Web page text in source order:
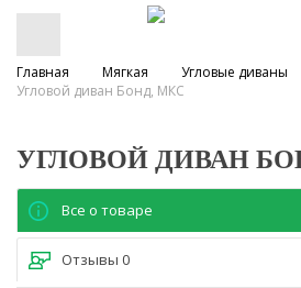
Главная Мягкая
Угловые диваны
Угловой диван Бонд, МКС
УГЛОВОЙ ДИВАН
Все о товаре
Отзывы 0